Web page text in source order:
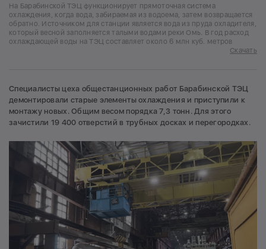
На Барабинской ТЭЦ функционирует прямоточная система
охлаждения, когда вода, забираемая из водоема, затем возвращается
обратно. Источником для станции является вода из пруда охладителя,
который весной заполняется талыми водами реки Омь. В год расход
охлаждающей воды на ТЭЦ составляет около 6 млн куб. метров
Скачать
Специалисты цеха общестанционных работ Барабинской ТЭЦ
демонтировали старые элементы охлаждения и приступили к
монтажу новых. Общим весом порядка 7,3 тонн. Для этого
зачистили 19 400 отверстий в трубных досках и перегородках.